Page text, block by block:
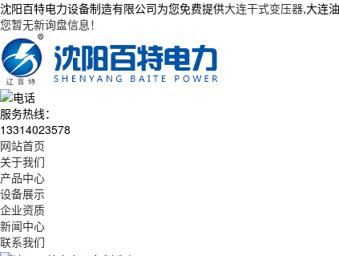
沈阳百特电力设备制造有限公司为您免费提供大连干式变压器,大连
您暂无新询盘信息！
服务热线：
13314023578
网站首页
关于我们
产品中心
设备展示
企业资质
新闻中心
联系我们